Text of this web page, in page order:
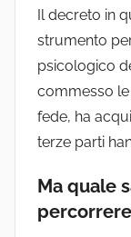
Il decreto in
strumento
psicologico
commesso le
fede, ha
terze parti
Ma quale